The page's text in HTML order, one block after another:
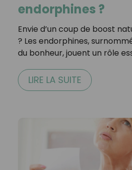
endorphines ?
Envie d’un coup de boost
? Les endorphines,
du bonheur, jouent un rôle
LIRE LA SUITE